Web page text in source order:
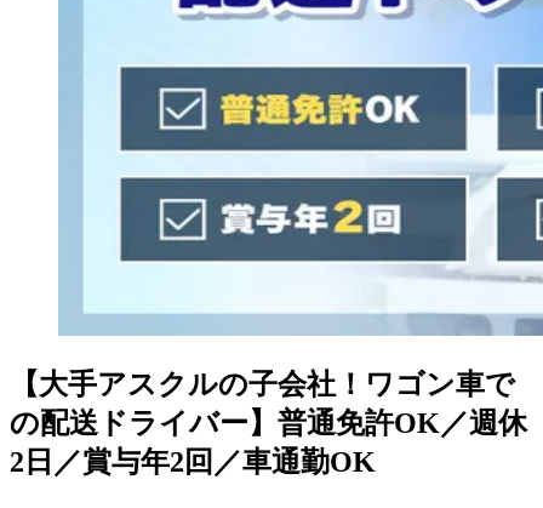
【大手アスクルの子会社！ワゴン車で
の配送ドライバー】普通免許OK／週休
2日／賞与年2回／車通勤OK